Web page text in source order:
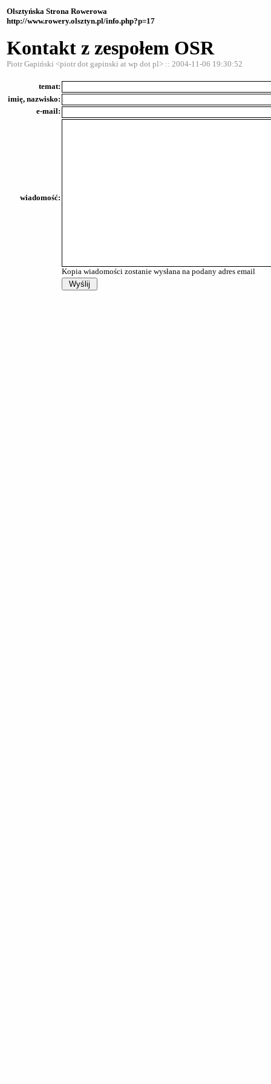
Olsztyńska Strona Rowerowa
http://www.rowery.olsztyn.pl/info.php?p=17
Kontakt z zespołem OSR
Piotr Gapiński <piotr dot gapinski at wp dot pl> :: 2004-11-06 19:30:52
temat:
imię, nazwisko:
e-mail:
wiadomość:
Kopia wiadomości zostanie wysłana na podany adres email